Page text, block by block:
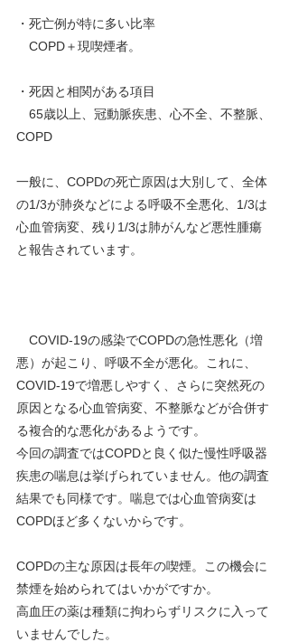
・死亡例が特に多い比率
COPD＋現喫煙者。
・死因と相関がある項目
65歳以上、冠動脈疾患、心不全、不整脈、
COPD
一般に、COPDの死亡原因は大別して、全体
の1/3が肺炎などによる呼吸不全悪化、1/3は
心血管病変、残り1/3は肺がんなど悪性腫瘍
と報告されています。
COVID-19の感染でCOPDの急性悪化（増
悪）が起こり、呼吸不全が悪化。これに、
COVID-19で増悪しやすく、さらに突然死の
原因となる心血管病変、不整脈などが合併す
る複合的な悪化があるようです。
今回の調査ではCOPDと良く似た慢性呼吸器
疾患の喘息は挙げられていません。他の調査
結果でも同様です。喘息では心血管病変は
COPDほど多くないからです。
COPDの主な原因は長年の喫煙。この機会に
禁煙を始められてはいかがですか。
高血圧の薬は種類に拘わらずリスクに入って
いませんでした。